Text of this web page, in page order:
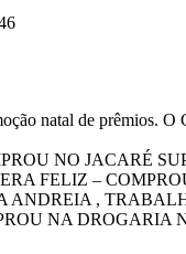
natal de prêmios.
NO JACARÉ
FELIZ –
ANDREIA ,
NA DROGARIA